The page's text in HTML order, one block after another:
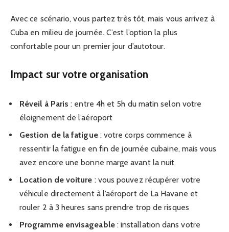
Avec ce scénario, vous partez très tôt, mais vous arrivez à
Cuba en milieu de journée. C’est l’option la plus
confortable pour un premier jour d’autotour.
Impact sur votre organisation
Réveil à Paris : entre 4h et 5h du matin selon votre
éloignement de l’aéroport
Gestion de la fatigue: votre corps commence à
ressentir la fatigue en fin de journée cubaine, mais vous
avez encore une bonne marge avant la nuit
Location de voiture : vous pouvez récupérer votre
véhicule directement à l’aéroport de La Havane et
rouler 2 à 3 heures sans prendre trop de risques
Programme envisageable: installation dans votre